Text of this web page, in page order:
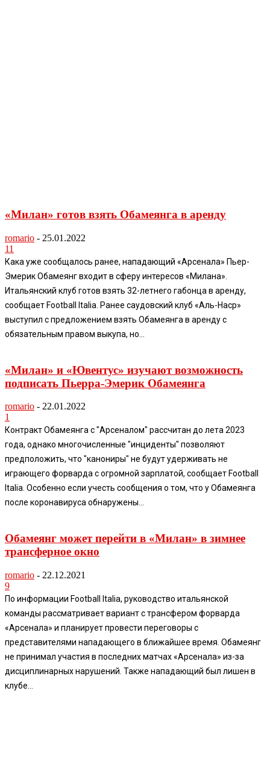
«Милан» готов взять Обамеянга в аренду
romario - 25.01.2022
11
Кака уже сообщалось ранее, нападающий «Арсенала» Пьер-
Эмерик Обамеянг входит в сферу интересов «Милана».
Итальянский клуб готов взять 32-летнего габонца в аренду,
сообщает Football Italia. Ранее саудовский клуб «Аль-Наср»
выступил с предложением взять Обамеянга в аренду с
обязательным правом выкупа, но...
«Милан» и «Ювентус» изучают возможность
подписать Пьерра-Эмерик Обамеянга
romario - 22.01.2022
1
Контракт Обамеянга с "Арсеналом" рассчитан до лета 2023
года, однако многочисленные "инциденты" позволяют
предположить, что "канониры" не будут удерживать не
играющего форварда с огромной зарплатой, сообщает Football
Italia. Особенно если учесть сообщения о том, что у Обамеянга
после коронавируса обнаружены...
Обамеянг может перейти в «Милан» в зимнее
трансферное окно
romario - 22.12.2021
9
По информации Football Italia, руководство итальянской
команды рассматривает вариант с трансфером форварда
«Арсенала» и планирует провести переговоры с
представителями нападающего в ближайшее время. Обамеянг
не принимал участия в последних матчах «Арсенала» из-за
дисциплинарных нарушений. Также нападающий был лишен в
клубе...